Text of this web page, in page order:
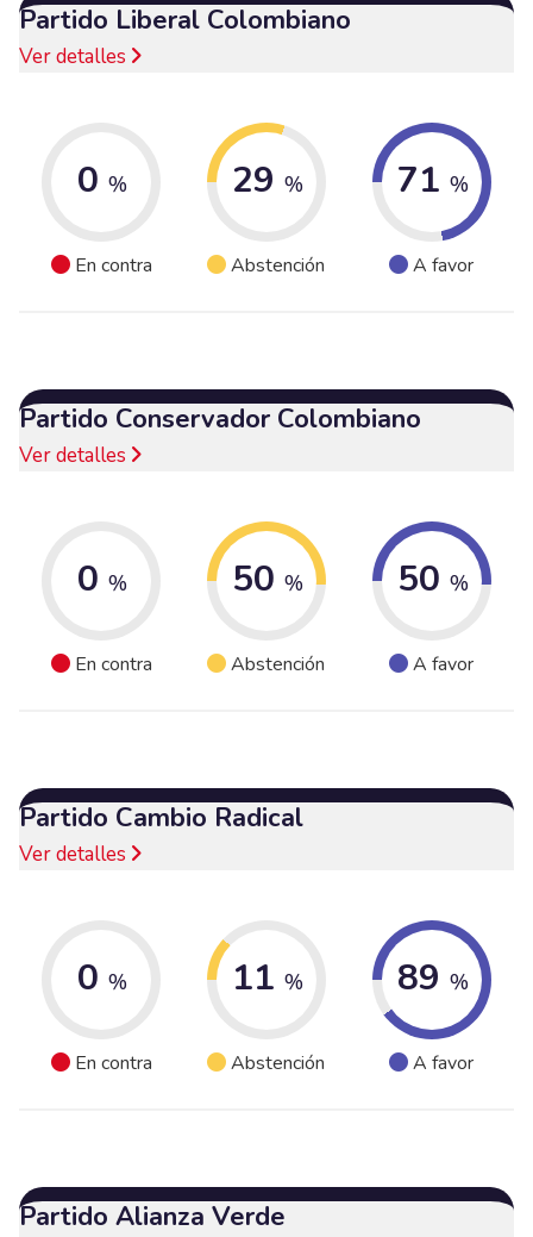
Partido Liberal Colombiano
Ver detalles
0 %
En contra
29 %
Abstención
71 %
A favor
Partido Conservador Colombiano
Ver detalles
0 %
En contra
50 %
Abstención
50 %
A favor
Partido Cambio Radical
Ver detalles
0 %
En contra
11 %
Abstención
89 %
A favor
Partido Alianza Verde